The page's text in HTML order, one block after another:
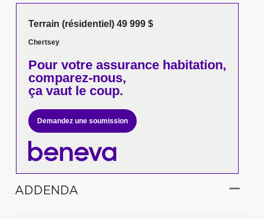
Terrain (résidentiel) 49 999 $
Chertsey
Pour votreassurance habitation,
comparez-nous,
ça vaut le coup.
Demandez une soumission
ADDENDA